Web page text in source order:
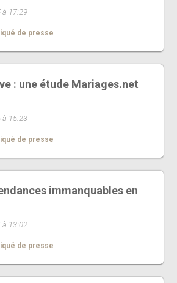
17:29
de presse
: une étude Mariages.net
15:23
de presse
immanquables en
13:02
de presse